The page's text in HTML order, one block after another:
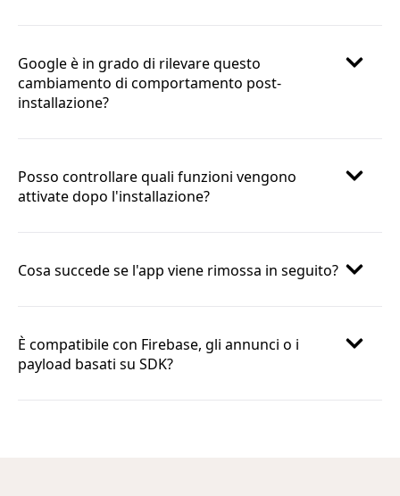
Google è in grado di rilevare questo
cambiamento di comportamento post-
installazione?
Posso controllare quali funzioni vengono
attivate dopo l'installazione?
Cosa succede se l'app viene rimossa in seguito?
È compatibile con Firebase, gli annunci o i
payload basati su SDK?